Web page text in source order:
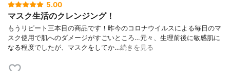
5.00
マスク生活のクレンジング！
もうリピート三本目の商品です！昨今のコロナウイルスによる毎日のマ
スク使用で肌へのダメージがすごいところ…元々、生理前後に敏感肌に
なる程度でしたが、マスクをしてか…続きを見る